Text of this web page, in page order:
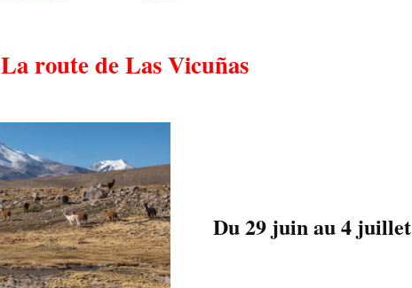
La route de Las Vicuñas
Du 29 juin au 4 juillet